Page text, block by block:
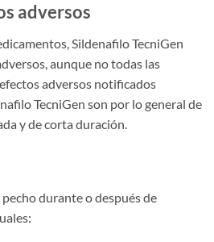
adversos
Sildenafilo TecniGen
aunque no todas las
adversos notificados
TecniGen son por lo general de
y de corta duración.
durante o después de